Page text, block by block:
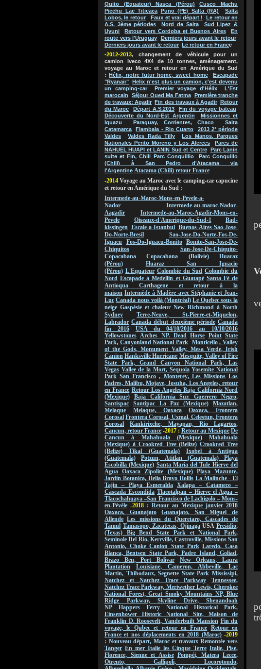
Quito (Equateur) Nasca (Pérou)
Cusco Machu
Picchu Lac Titicaca
Puno (PE) Salta (RA)
Salta
Lobos, le retour
Faux et vrai départ !
Le retour en
A.S. 3ème périodes
Nord de Salta
Sud Lipez &
Uyuni
Retour vers Cordoba et Buenos Aires
En
route vers l'Uruguay
Derniers jours avant le retour
Derniers jours avant le retour
Le retour en France
-2012-2013, changement de véhicule pour un
camion Iveco 4X4 de 10 tonnes, aménagement,
voyage au Maroc et retour en Amérique du Sud
:
Hélix, notre futur home, sweet home
Escapade
"Ryanair"
Helix n'est plus un camion, c'est devenu
un camping-car
Premier voyage d'Hélix
L'Est
marocain
Séjour Oued Ma Fatma
Première tranche
de travaux: Agadir
Fin des travaux à Agadir
Retour
du Maroc
Départ A.S.2013
Fin du voyage bateau
Découverte du Nord-Est Argentin
Missionnes et
Iguazu
Paraguay, Corrientes, Chaco
Salta
Catamarca
Fiambala - Rio Cuarto
2013 2° période
Valdes
Valdes Rada Tilly
Los Manos, Parques
Nationales Perito Moreno y Los Alerces
Parcs de
NAHUEL HUAPI et LANIN Sud et Centre
Parc Lanin
suite et Fin, Chili Parc Conguillio
Parc Conguillo
(Chili) à San Pedro d'Atacama via
l'Argentine Atacama (Chili) retour France
-2014 Voyage au Maroc avec le camping-car capucine
et retour en Amérique du Sud :
Intermede-au-Maroc-Mons-en-Pevele-a-
Nador
Intermede-au-maroc-Nador-
Aagadir
Intermede-au-Maroc-Agadir-Mons-en-
Pevele
Oiseaux-d'Amerique-du-Sud-1
Bad-
kissingen Escale-a-Istanbul Buenos-Aires-Sao-Jose-
Do-Norte-Bresil
Sao-Jose-Do-Norte-Fos-De-
Iguacu
Fos-Do-Iguacu-Bonito
Bonito-San-Jose-De-
Chiquitos
San-Jose-De-Chiquito-
Copacabana
Copacabana (Bolivie) Huaraz
(Pérou)
Huaraz San Ignacio
(Pérou) L'Equateur Colombie du Sud Colombie du
Nord Escapade à Medellin et Guatapé Santa Fé de
Antioqua Carthagene et retour à la
maison Intermède à Madère avec Stéphanie et Jean-
Luc Canada nous voilà (Montréal) Le Quebec sous la
neige Gaspésie et chaleur New Richmond à North
Sydney
Terre-Neuve, St-Pierre-et-Miquelon,
Labrador Canada début deuxième période Canada
fin 2016
USA du 04/10/2016 au 10/10/2016
Yellowstones Arches NP.Dead Horse Point State
Park, Canyonland National Park Monticello , Valley
of the Gods,Monument Valley,Mesa Verde, Irish
Canion Hanksville Hurricane Mesquite, Valley of Fire
State Park, Grand Canyon National Park, Las
Vegas Vallee dela Mort,Sequoia Yosemite National
Park San Francisco , Monterey, Les Missions Los
Padres, Malibu, Mojave, Josuha, Los Angeles, retour
en France Retour Los Angeles Baja California Nord
(Mexique)
Baja California Sur. Guerrero Negro,
Santispac
Santipac La Paz (Mexique)
Mazatlan,
Melaque
Melaque, Oaxaca
Oaxaca, Frontera
Corosal Frontera Corosal, Uxmal, Celestun, Frontera
Corosal
Kankirixche, Mayapan, Rio Lagartos,
Cancun, retour France -2017 : Retour au Mexique De
Cancun à Mahahuala (Mexique)
Mahahuala
(Mexique) à Crookred Tree (Belize) Crookred Tree
(Belize) Tikal (Guatemala)
Ixobel à Antigua
(Guatemala)
Potzun, Atitlan (Guatemala) Playa
Escobilla (Mexique) Santa Maria del Tule Hierve del
Agua Oaxaca Zipolite (Mexique) Playa Mazunte,
Jardin Botanica, Helia Bravo Hollis La Malinche - El
Tajin – Playa Esmeralda Xalapa – Catameco –
Cascada Escondida Tlacotalpan – Hierve el Agua –
Tlacochahuaya –San Francisco de Lachigolo – Mons-
en-Pévèle -2018 : Retour au Mexique janvier 2018
Oaxaca, Guanajato
Guanajato, San Miguel de
Allende Les missions du Queretaro, Cascades de
Tamul Tamasopo, Zacatecas, OjinagaUSAPresidio,
(Texas) Big Bend State Park et National Park,
Seminole Del Rio, Kerrville, Castroville, Missions San
Antonio, Choke Canion State Park Laredo, Casa
Blanca, Bentsen State Park, Padre Island, Goliad,
Brazo Ben, Port Bolivar
New Orleans, Laura
Plantation
Louisiane, Cameron, Abbeville, Lac
Martin, Thibodaux, Segnette State Park Mississipi,
Natchez et Natchez Trace Parkway
Tennessee,
Natchez Trace Parkway, Meriwether Lewis, Cherokee
National Forest, Great Smoky Mountains NP, Blue
Ridge Parkway, Skyline Drive, Shenandoah
NP
Happers Ferry National Historical Park,
Einsenhower Historic National Site, Maison de
Franklin D. Roosevelt, Vanderbuilt Mansion Fin du
voyage, le Qubec et retour en France Retour en
France et nos déplacements en 2018 (Maroc) -2019
: Nouveau départ, Maroc et travaux Remontée vers
Tanger En mer Italie les Cinque Terre Italie, Pise,
Florence, Sienne et Assise Pompéi, Matera Lecce,
Otrento, Gallipoli, Locorotondo,